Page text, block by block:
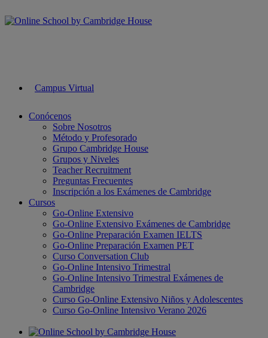
Campus Virtual
Conócenos
Sobre Nosotros
Método y Profesorado
Grupo Cambridge House
Grupos y Niveles
Teacher Recruitment
Preguntas Frecuentes
Inscripción a los Exámenes de Cambridge
Cursos
Go-Online Extensivo
Go-Online Extensivo Exámenes de Cambridge
Go-Online Preparación Examen IELTS
Go-Online Preparación Examen PET
Curso Conversation Club
Go-Online Intensivo Trimestral
Go-Online Intensivo Trimestral Exámenes de
Cambridge
Curso Go-Online Extensivo Niños y Adolescentes
Curso Go-Online Intensivo Verano 2026